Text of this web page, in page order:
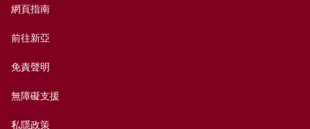
網頁指南
前往新亞
免責聲明
無障礙支援
私隱政策